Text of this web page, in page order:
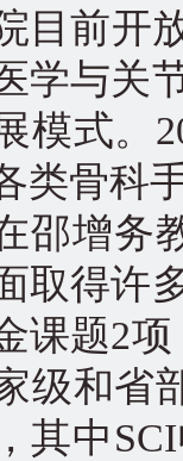
目前开
学与关
模式。
类骨科
增务教
取得许
课题2
级和省
其中